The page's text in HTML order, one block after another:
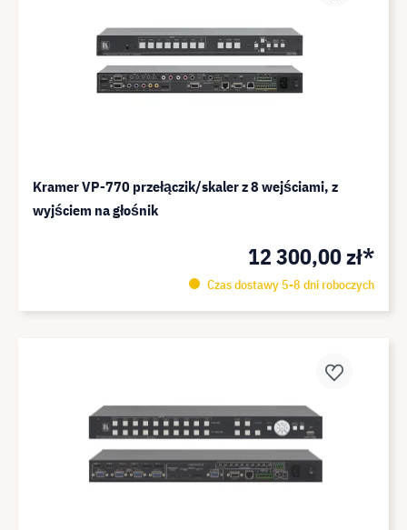
Kramer VP-770 przełączik/skaler z 8 wejściami, z
wyjściem na głośnik
12 300,00 zł*
Czas dostawy 5-8 dni roboczych